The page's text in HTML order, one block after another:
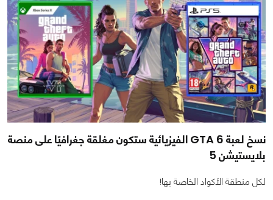
نسخ لعبة GTA 6 الفيزيائية ستكون مغلقة جغرافيًا على منصة
بلايستيشن 5
لكل منطقة الأكواد الخاصة بها!